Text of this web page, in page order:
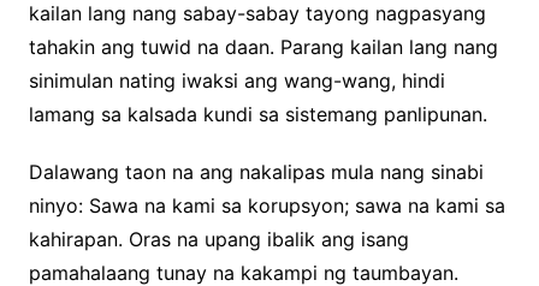
kailan lang nang sabay-sabay tayong nagpasyang
tahakin ang tuwid na daan. Parang kailan lang nang
sinimulan nating iwaksi ang wang-wang, hindi
lamang sa kalsada kundi sa sistemang panlipunan.
Dalawang taon na ang nakalipas mula nang sinabi
ninyo: Sawa na kami sa korupsyon; sawa na kami sa
kahirapan. Oras na upang ibalik ang isang
pamahalaang tunay na kakampi ng taumbayan.